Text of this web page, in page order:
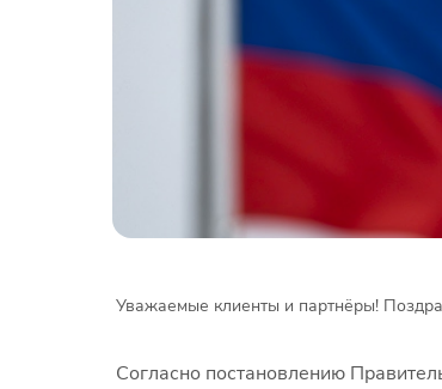
Уважаемые клиенты и партнёры!
Согласно постановлению